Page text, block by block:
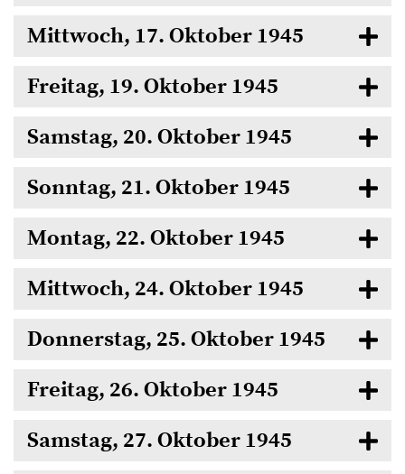
Mittwoch, 17. Oktober 1945
Freitag, 19. Oktober 1945
Samstag, 20. Oktober 1945
Sonntag, 21. Oktober 1945
Montag, 22. Oktober 1945
Mittwoch, 24. Oktober 1945
Donnerstag, 25. Oktober 1945
Freitag, 26. Oktober 1945
Samstag, 27. Oktober 1945